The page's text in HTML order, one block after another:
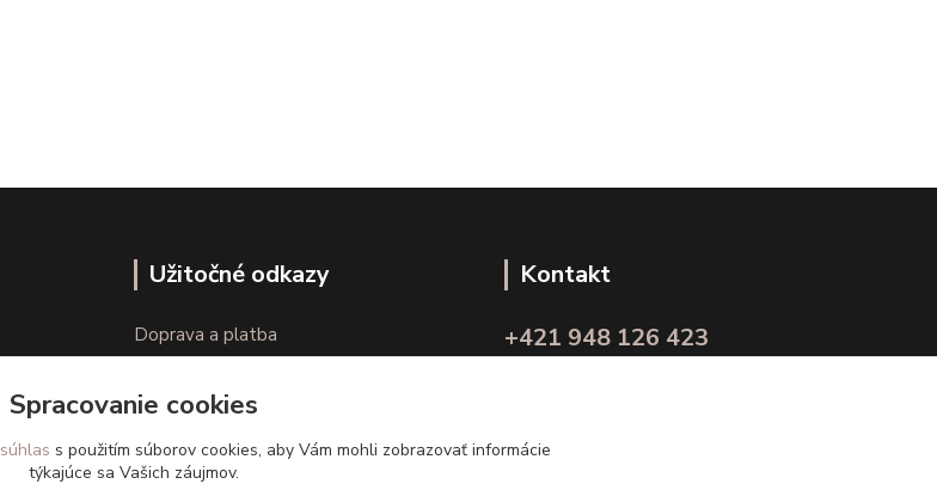
Užitočné odkazy
Doprava a platba
Kontakt
+421 948 126 423
Spracovanie cookies
súhlas s použitím súborov cookies, aby Vám mohli zobrazovať informácie
týkajúce sa Vašich záujmov.